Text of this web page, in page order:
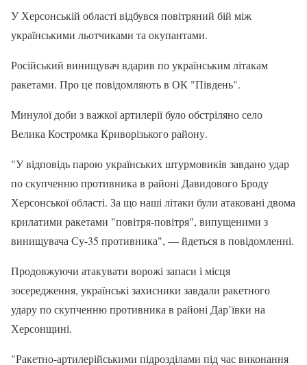
У Херсонській області відбувся повітряний бій між
українськими льотчиками та окупантами.
Російський винищувач вдарив по українським літакам
ракетами. Про це повідомляють в ОК "Південь".
Минулої доби з важкої артилерії було обстріляно село
Велика Костромка Криворізького району.
"У відповідь парою українських штурмовиків завдано удар
по скупченню противника в районі Давидового Броду
Херсонської області. За що наші літаки були атаковані двома
крилатими ракетами "повітря-повітря", випущеними з
винищувача Су-35 противника", — йдеться в повідомленні.
Продовжуючи атакувати ворожі запаси і місця
зосередження, українські захисники завдали ракетного
удару по скупченню противника в районі Дар’ївки на
Херсонщині.
"Ракетно-артилерійськими підрозділами під час виконання